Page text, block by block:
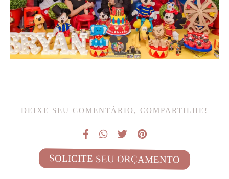
DEIXE SEU COMENTÁRIO, COMPARTILHE!
SOLICITE SEU ORÇAMENTO